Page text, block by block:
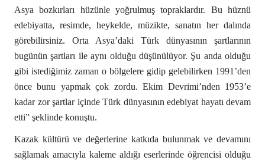
Asya bozkırları hüzünle yoğrulmuş topraklardır. Bu hüznü
edebiyatta, resimde, heykelde, müzikte, sanatın her dalında
görebilirsiniz. Orta Asya’daki Türk dünyasının şartlarının
bugünün şartları ile aynı olduğu düşünülüyor. Şu anda olduğu
gibi istediğimiz zaman o bölgelere gidip gelebilirken 1991’den
önce bunu yapmak çok zordu. Ekim Devrimi’nden 1953’e
kadar zor şartlar içinde Türk dünyasının edebiyat hayatı devam
etti” şeklinde konuştu.
Kazak kültürü ve değerlerine katkıda bulunmak ve devamını
sağlamak amacıyla kaleme aldığı eserlerinde öğrencisi olduğu